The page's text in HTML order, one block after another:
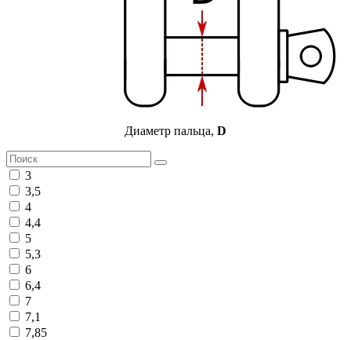
Диаметр пальца, D
3
3,5
4
4,4
5
5,3
6
6,4
7
7,1
7,85